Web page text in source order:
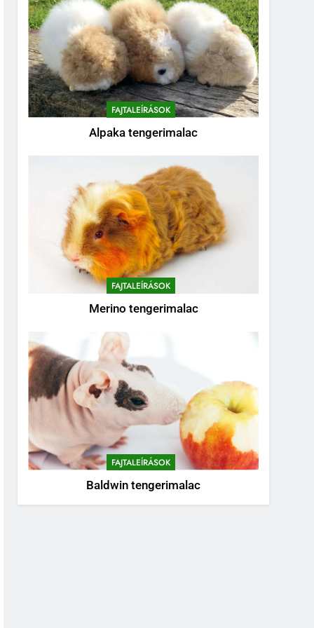
FAJTALEÍRÁSOK
Alpaka tengerimalac
FAJTALEÍRÁSOK
Merino tengerimalac
FAJTALEÍRÁSOK
Baldwin tengerimalac